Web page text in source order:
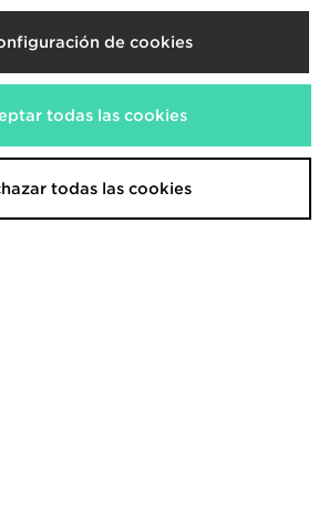
Trefoil
adidas Originals pack de 6
20,00€
de cookies
todas las cookies
todas las cookies